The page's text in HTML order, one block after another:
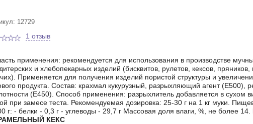
12729
1 отзыв
применения: рекомендуется для использования в производстве
и хлебопекарных изделий (бисквитов, рулетов, кексов, пряников,
Применяется для получения изделий пористой структуры и
продукта. Состав: крахмал кукурузный, разрыхляющий агент (Е500),
(Е450). Способ применения: разрыхлитель добавляется в сухом
при замесе теста. Рекомендуемая дозировка: 25-30 г на 1 кг муки.
г: - белки - 0,3 г - углеводы - 29,7 г Массовая доля влаги, %, не более 14.
КЕКС